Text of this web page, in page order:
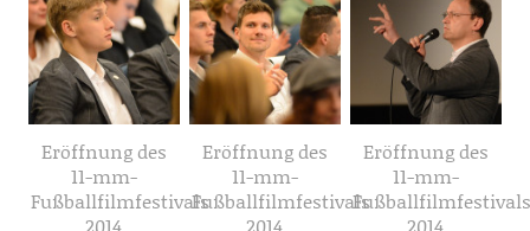
Eröffnung des
11-mm-
Fußballfilmfestivals
Eröffnung des
11-mm-
Fußballfilmfestivals
Eröffnung des
11-mm-